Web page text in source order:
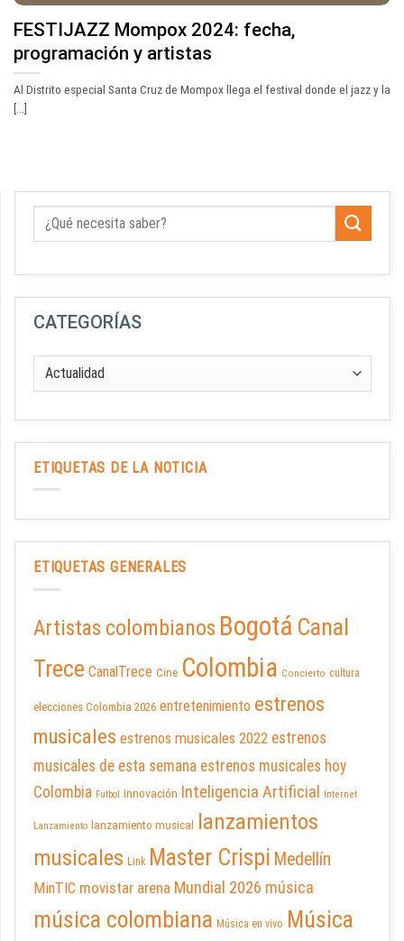
FESTIJAZZ Mompox 2024: fecha,
programación y artistas
Al Distrito especial Santa Cruz de Mompox llega el festival donde el jazz y la
[...]
CATEGORÍAS
ETIQUETAS DE LA NOTICIA
ETIQUETAS GENERALES
Artistas colombianos Bogotá Canal
Trece CanalTrece Cine Colombia Concierto cultura
elecciones Colombia 2026 entretenimiento estrenos
musicales estrenos musicales 2022 estrenos
musicales de esta semana estrenos musicales hoy
Colombia Futbol Innovación Inteligencia Artificial Internet
Lanzamiento lanzamiento musical
lanzamientos
musicales Link Master Crispi Medellín
MinTIC movistar arena Mundial 2026 música
música colombiana Música en vivo Música